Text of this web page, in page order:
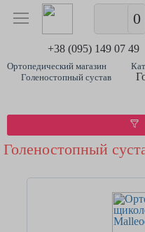
0
+38 (095) 149 07 49
Ортопедический магазин
Голеностопный сустав
Голеностопный